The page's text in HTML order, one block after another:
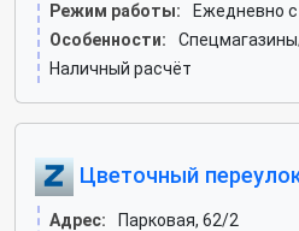
Режим работы:
Ежедневно
Особенности:
Наличный расчёт
Цветочный
Адрес:
Парковая, 62/2